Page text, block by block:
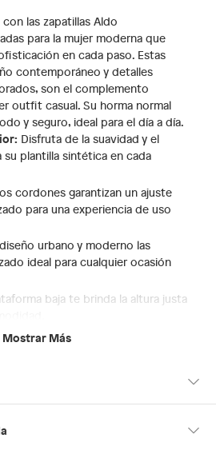
las zapatillas Aldo
para la mujer moderna que
en cada paso. Estas
contemporáneo y detalles
son el complemento
outfit casual. Su horma normal
y seguro, ideal para el día a día.
Disfruta de la suavidad y el
plantilla sintética en cada
cordones garantizan un ajuste
para una experiencia de uso
urbano y moderno las
ideal para cualquier ocasión
baja te brinda la altura justa
Fabricadas con materiales
no solo estarás a
disfrutarás de la máxima
Mostrar Más